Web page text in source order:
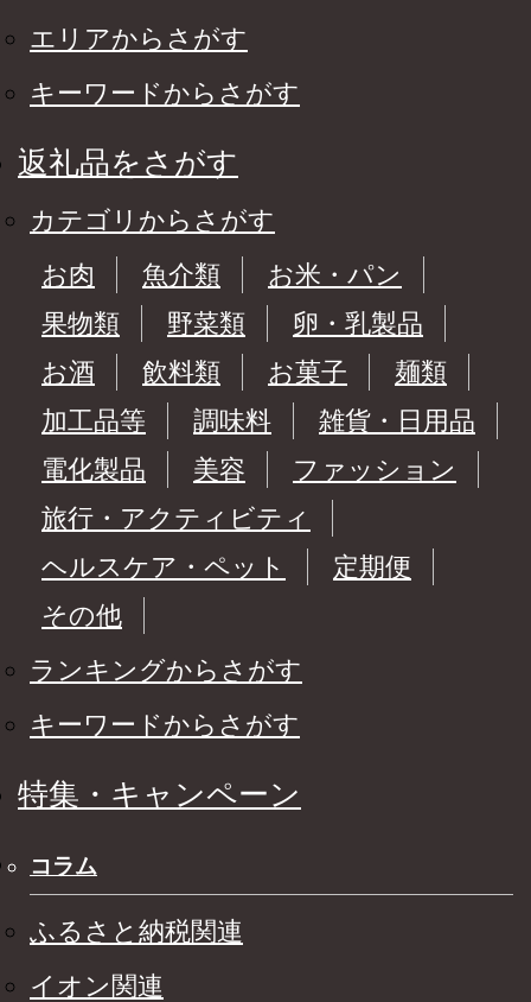
エリアからさがす
キーワードからさがす
返礼品をさがす
カテゴリからさがす
お肉
魚介類
お米・パン
果物類
野菜類
卵・乳製品
お酒
飲料類 お菓子
麺類
加工品等
調味料
雑貨・日用品
電化製品
美容
ファッション
旅行・アクティビティ
ヘルスケア・ペット
定期便
その他
ランキングからさがす
キーワードからさがす
特集・キャンペーン
コラム
ふるさと納税関連
イオン関連